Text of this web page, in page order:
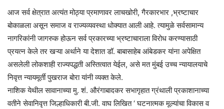
आज सर्व क्षेत्रात अत्यंत मोठ्या प्रमाणावर लाचखोरी, गैरकारभार ,भ्रष्टाचार
बोकाळला असून समाज व राज्यव्यवस्था धोक्यात आली आहे. त्यामुळे सर्वसामान्य
नागरिकांनी जागरुक होऊन सर्व प्रकारच्या भ्रष्टाचाराला विरोध करण्यासाठी
प्रयत्न केले तर खऱ्या अर्थाने या देशात डॉ. बाबासाहेब आंबेडकर यांना अपेक्षित
असलेली लोकशाही राज्यपद्धती अस्तित्वात येईल, असे मत मुंबई उच्च न्यायालयाचे
निवृत्त न्यायमूर्ती पुखराज बोरा यांनी व्यक्त केले.
नाशिक येथील सावानाच्या मु. शं. औरंगाबादकर सभागृहात ग्रंथाली प्रकाशानाच्या
वतीने सेवानिवृत्त जिल्हाधिकारी बी.जी. वाघ लिखित ‘ घटनात्मक मूल्यांचा विकास व